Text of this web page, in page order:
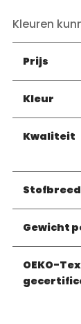
Kleuren
Prijs
Kleur
Kwaliteit
Gewicht
OEKO-Tex